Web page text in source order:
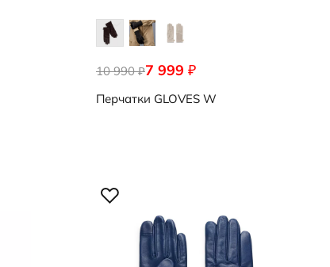
7 999 ₽
10 990₽
9107252/91042
Перчатки GLOVES W